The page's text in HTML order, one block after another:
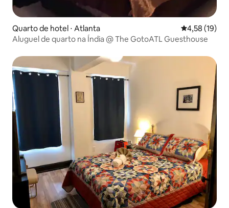
Quarto de hotel ⋅ Atlanta 4,58 de uma
4,58 (19)
Aluguel de quarto na Índia @ The GotoATL Guesthouse